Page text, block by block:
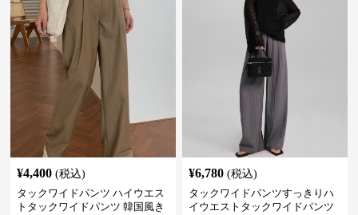
¥4,400 (税込)
タックワイドパンツ ハイウエス
トタックワイドパンツ 韓国風き
¥6,780 (税込)
タックワイドパンツすっきりハ
イウエストタックワイドパンツ